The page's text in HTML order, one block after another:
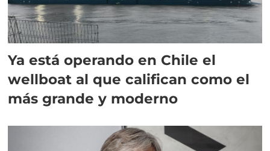
Ya está operando en Chile el
wellboat al que califican como el
más grande y moderno